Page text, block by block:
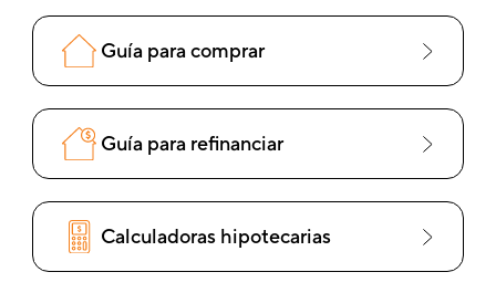
Guía para comprar
Guía para refinanciar
Calculadoras hipotecarias